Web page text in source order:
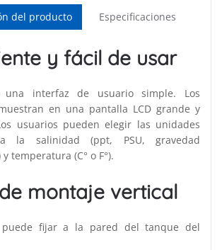
del producto Especificaciones
y fácil de usar
una interfaz de usuario simple. Los
en una pantalla LCD grande y
usuarios pueden elegir las unidades
la salinidad (ppt, PSU, gravedad
temperatura (C° o F°).
montaje vertical
fijar a la pared del tanque del